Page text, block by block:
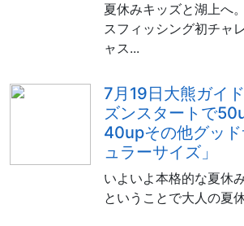
夏休みキッズと湖上へ
スフィッシング初チャ
ャス...
7月19日大熊ガイ
ズンスタートで
40upその他グッ
ュラーサイズ」
いよいよ本格的な夏休
ということで大人の夏